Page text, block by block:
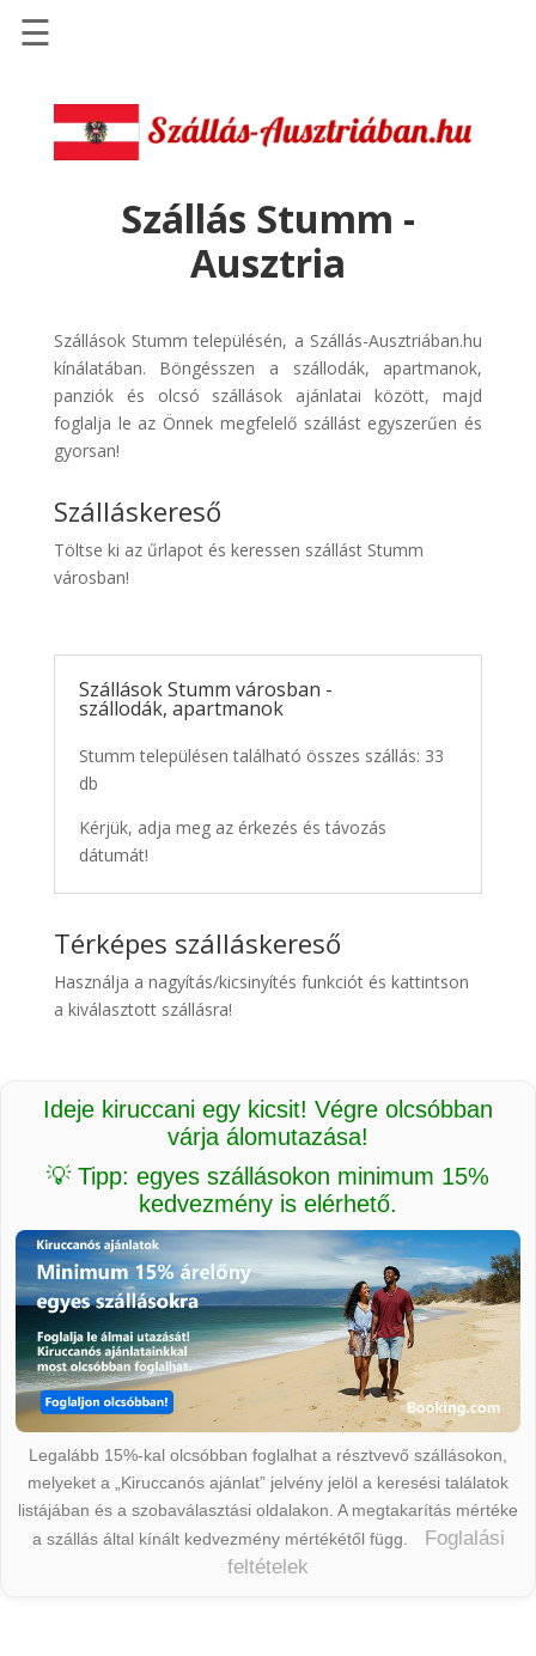
Szállások
Szállásinfo.eu
Repülőjegy
pénzvisszatérítéssel
Discover
Cars
Transzfer
Kiwi
Taxi
☰
Szállás Stumm -
Ausztria
Szállások Stumm településén, a Szállás-Ausztriában.hu
kínálatában. Böngésszen a szállodák, apartmanok,
panziók és olcsó szállások ajánlatai között, majd
foglalja le az Önnek megfelelő szállást egyszerűen és
gyorsan!
Szálláskereső
Töltse ki az űrlapot és keressen szállást Stumm
városban!
Szállások Stumm városban -
szállodák, apartmanok
Stumm településen található összes szállás: 33
db
Kérjük, adja meg az érkezés és távozás
dátumát!
Térképes szálláskereső
Használja a nagyítás/kicsinyítés funkciót és kattintson
a kiválasztott szállásra!
Ideje kiruccani egy kicsit! Végre olcsóbban
várja álomutazása!
💡 Tipp: egyes szállásokon minimum 15%
kedvezmény is elérhető.
Legalább 15%-kal olcsóbban foglalhat a résztvevő szállásokon,
melyeket a „Kiruccanós ajánlat” jelvény jelöl a keresési találatok
listájában és a szobaválasztási oldalakon. A megtakarítás mértéke
a szállás által kínált kedvezmény mértékétől függ.
Foglalási
feltételek